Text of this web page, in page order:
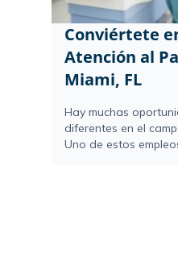
Conviértete
Atención al
Miami, FL
Hay muchas
diferentes en el
Uno de estos